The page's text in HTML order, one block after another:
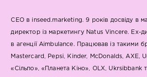
CEO в inseed.marketing. 9 років досвіду в
директор із маркетингу Natus Vincere. Ex-
в агенції Aimbulance. Працював із такими
Mastercard, Pepsi, Kinder, McDonalds, AXE,
«Сільпо», «Планета Кіно», OLX, Ukrsibbank